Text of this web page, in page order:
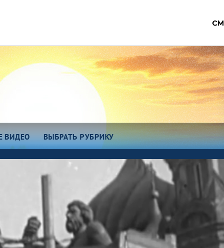
ВИДЕО
Есть идея!
ОТК
Всякие хитрости
Про здоровье
Фитнес
О проекте
ВЫБРАТЬ РУБРИКУ